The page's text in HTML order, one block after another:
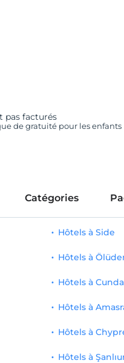
pas facturés
de gratuité pour les enfants
Catégories
Hôtels à Side
Hôtels à
Hôtels à Cunda
Hôtels à
Hôtels à
Hôtels à